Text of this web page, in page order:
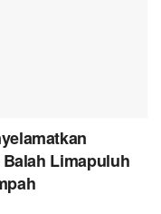
Limapuluh